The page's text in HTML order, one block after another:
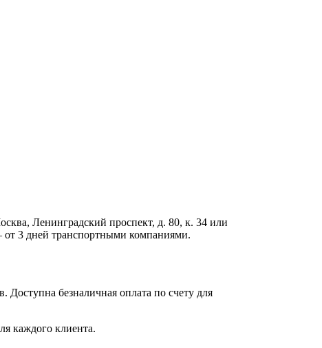
Ленинградский проспект, д. 80, к. 34 или
от 3 дней транспортными компаниями.
безналичная оплата по счету для
каждого клиента.